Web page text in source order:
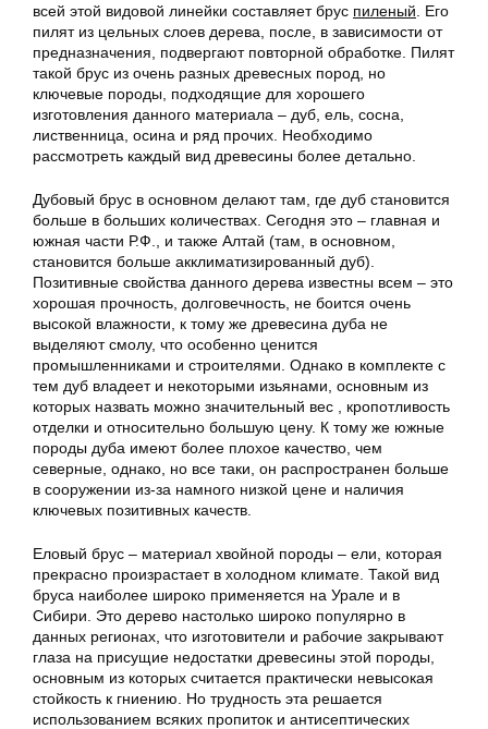
всей этой видовой линейки составляет брус пиленый . Его
пилят из цельных слоев дерева, после, в зависимости от
предназначения, подвергают повторной обработке. Пилят
такой брус из очень разных древесных пород, но
ключевые породы, подходящие для хорошего
изготовления данного материала – дуб, ель, сосна,
лиственница, осина и ряд прочих. Необходимо
рассмотреть каждый вид древесины более детально.
Дубовый брус в основном делают там, где дуб становится
больше в больших количествах. Сегодня это – главная и
южная части Р.Ф., и также Алтай (там, в основном,
становится больше акклиматизированный дуб).
Позитивные свойства данного дерева известны всем – это
хорошая прочность, долговечность, не боится очень
высокой влажности, к тому же древесина дуба не
выделяют смолу, что особенно ценится
промышленниками и строителями. Однако в комплекте с
тем дуб владеет и некоторыми изьянами, основным из
которых назвать можно значительный вес , кропотливость
отделки и относительно большую цену. К тому же южные
породы дуба имеют более плохое качество, чем
северные, однако, но все таки, он распространен больше
в сооружении из-за намного низкой цене и наличия
ключевых позитивных качеств.
Еловый брус – материал хвойной породы – ели, которая
прекрасно произрастает в холодном климате. Такой вид
бруса наиболее широко применяется на Урале и в
Сибири. Это дерево настолько широко популярно в
данных регионах, что изготовители и рабочие закрывают
глаза на присущие недостатки древесины этой породы,
основным из которых считается практически невысокая
стойкость к гниению. Но трудность эта решается
использованием всяких пропиток и антисептических